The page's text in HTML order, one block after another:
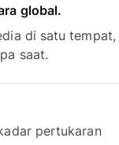
global.
di satu tempat,
saat.
pertukaran